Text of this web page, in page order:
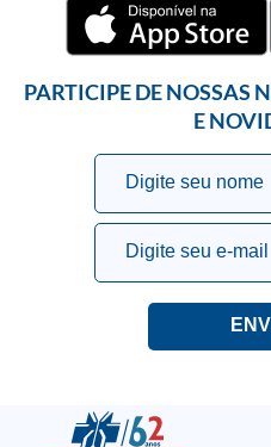
PARTICIPE DE NOSSAS
E